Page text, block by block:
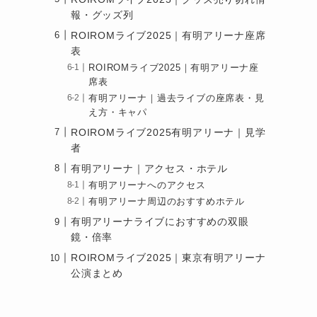
報・グッズ列
ROIROMライブ2025｜有明アリーナ座席
表
ROIROMライブ2025｜有明アリーナ座
席表
有明アリーナ｜過去ライブの座席表・見
え方・キャパ
ROIROMライブ2025有明アリーナ｜見学
者
有明アリーナ｜アクセス・ホテル
有明アリーナへのアクセス
有明アリーナ周辺のおすすめホテル
有明アリーナライブにおすすめの双眼
鏡・倍率
ROIROMライブ2025｜東京有明アリーナ
公演まとめ